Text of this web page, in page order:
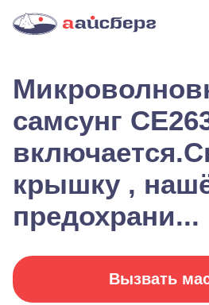
самсунг
крышку ,
предохрани...
Вызвать